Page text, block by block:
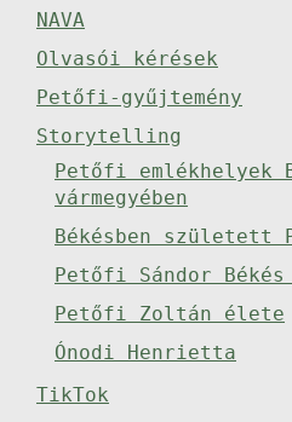
NAVA
Olvasói kérések
Petőfi-gyűjtemény
Storytelling
Petőfi emlékhelyek
vármegyében
Békésben született
Petőfi Sándor Békés
Petőfi Zoltán élete
Ónodi Henrietta
TikTok